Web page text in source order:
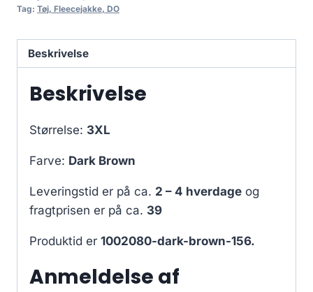
Tag: Tøj, Fleecejakke, DO
Beskrivelse
Beskrivelse
Størrelse: 3XL
Farve: Dark Brown
Leveringstid er på ca. 2 – 4 hverdage og
fragtprisen er på ca. 39
Produktid er 1002080-dark-brown-156.
Anmeldelse af